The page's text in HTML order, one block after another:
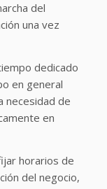
del
una vez
dedicado
en general
necesidad de
en
horarios de
del negocio,